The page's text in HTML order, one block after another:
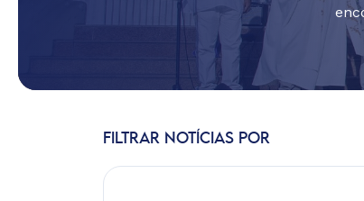
FILTRAR NOTÍCIAS POR